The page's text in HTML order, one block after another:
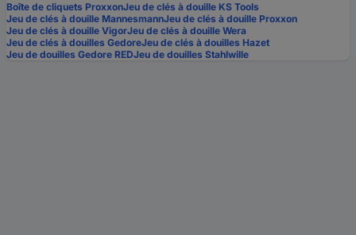
Boîte de cliquets ProxxonJeu de clés à douille KS Tools
Jeu de clés à douille MannesmannJeu de clés à douille Proxxon
Jeu de clés à douille VigorJeu de clés à douille Wera
Jeu de clés à douilles GedoreJeu de clés à douilles Hazet
Jeu de douilles Gedore REDJeu de douilles Stahlwille